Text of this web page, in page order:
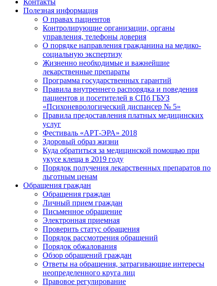
Контакты
Полезная информация
О правах пациентов
Контролирующие организации, органы
управления, телефоны доверия
О порядке направления гражданина на медико-
социальную экспертизу
Жизненно необходимые и важнейшие
лекарственные препараты
Программа государственных гарантий
Правила внутреннего распорядка и поведения
пациентов и посетителей в СПб ГБУЗ
«Психоневрологический диспансер № 5»
Правила предоставления платных медицинских
услуг
Фестиваль «АРТ-ЭРА» 2018
Здоровый образ жизни
Куда обратиться за медицинской помощью при
укусе клеща в 2019 году
Порядок получения лекарственных препаратов по
льготным ценам
Обращения граждан
Обращения граждан
Личный прием граждан
Письменное обращение
Электронная приемная
Проверить статус обращения
Порядок рассмотрения обращений
Порядок обжалования
Обзор обращений граждан
Ответы на обращения, затрагивающие интересы
неопределенного круга лиц
Правовое регулирование